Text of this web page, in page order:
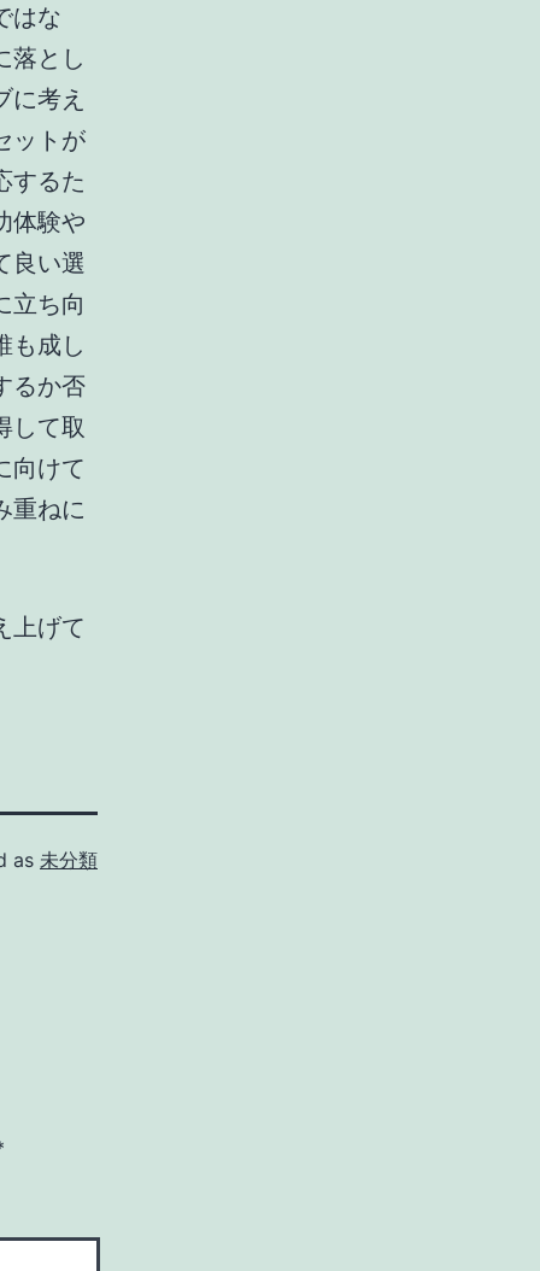
はな
落とし
に考え
ットが
するた
体験や
良い選
立ち向
も成し
るか否
して取
向けて
重ねに
上げて
as 未分類